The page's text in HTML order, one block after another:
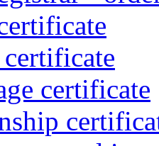
certificate